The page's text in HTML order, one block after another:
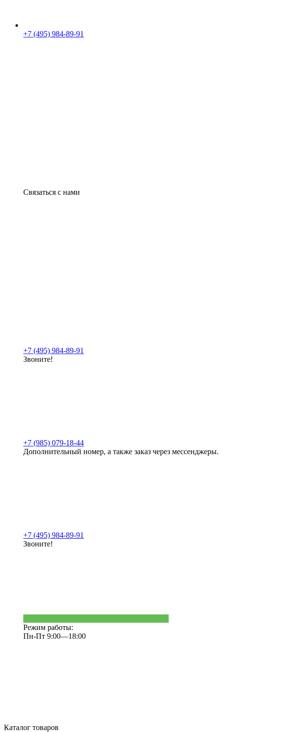
+7 (495) 984-89-91
Связаться с нами
+7 (495) 984-89-91
Звоните!
+7 (985) 079-18-44
Дополнительный номер, а также заказ через мессенджеры.
+7 (495) 984-89-91
Звоните!
Режим работы:
Пн-Пт 9:00—18:00
Каталог товаров